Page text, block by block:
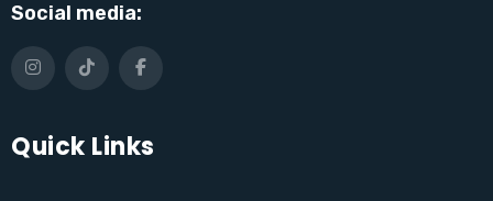
Social media:
Quick Links